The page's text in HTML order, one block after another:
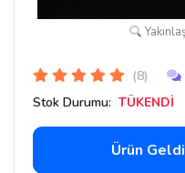
(8)
Stok Durumu: TÜKENDİ
Ürün